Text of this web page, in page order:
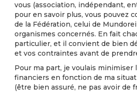
vous (association, indépendant,
pour en savoir plus, vous pouvez
de la Fédération, celui de
organismes concernés. En fait
particulier, et il convient de bien
et vos contraintes avant de
Pour ma part, je voulais minimiser
financiers en fonction de ma
(être bien assuré, ne pas avoir de